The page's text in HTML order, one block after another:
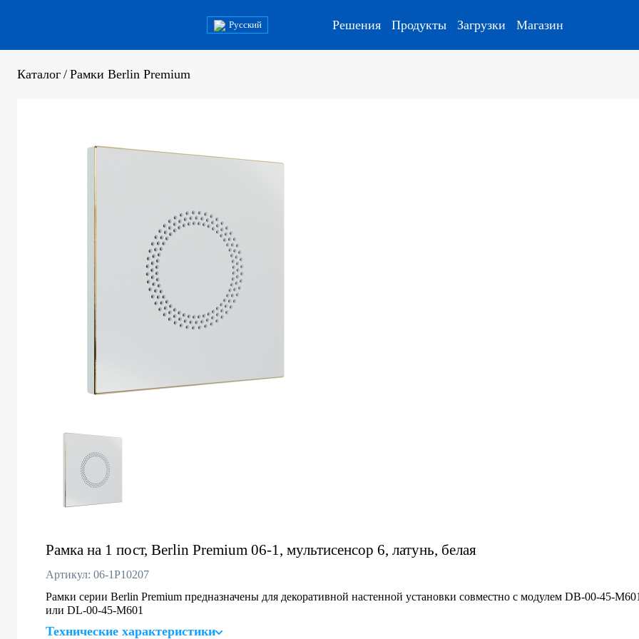
Русский Решения Продукты Загрузки Магазин
Каталог / Рамки Berlin Premium
Рамка на 1 пост, Berlin Premium 06-1, мультисенсор 6, латунь, белая
Артикул: 06-1P10207
Рамки серии Berlin Premium предназначены для декоративной настенной установки совместно с модулем DB-00-45-M601
или DL-00-45-M601
Технические характеристики